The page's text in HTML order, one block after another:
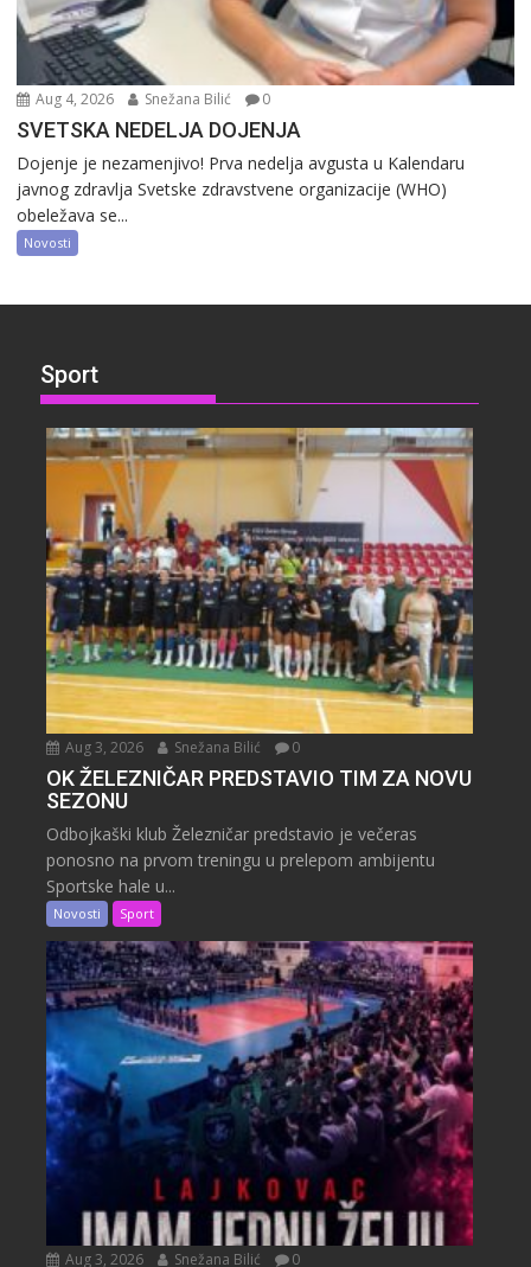
Aug 4, 2026 Snežana Bilić 0
SVETSKA NEDELJA DOJENJA
Dojenje je nezamenjivo! Prva nedelja avgusta u Kalendaru
javnog zdravlja Svetske zdravstvene organizacije (WHO)
obeležava se...
Novosti
Sport
Aug 3, 2026 Snežana Bilić 0
OK ŽELEZNIČAR PREDSTAVIO TIM ZA NOVU
SEZONU
Odbojkaški klub Železničar predstavio je večeras
ponosno na prvom treningu u prelepom ambijentu
Sportske hale u...
Novosti Sport
Aug 3, 2026 Snežana Bilić 0